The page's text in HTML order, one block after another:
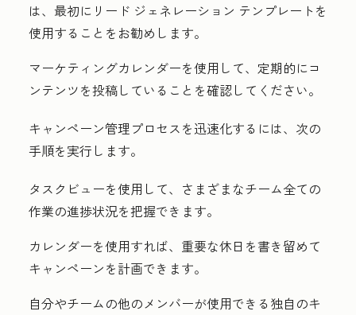
は、最初にリード ジェネレーション テンプレートを
使用することをお勧めします。
マーケティングカレンダーを使用して、定期的にコ
ンテンツを投稿していることを確認してください。
キャンペーン管理プロセスを迅速化するには、次の
手順を実行します。
タスクビューを使用して、さまざまなチーム全ての
作業の進捗状況を把握できます。
カレンダーを使用すれば、重要な休日を書き留めて
キャンペーンを計画できます。
自分やチームの他のメンバーが使用できる独自のキ